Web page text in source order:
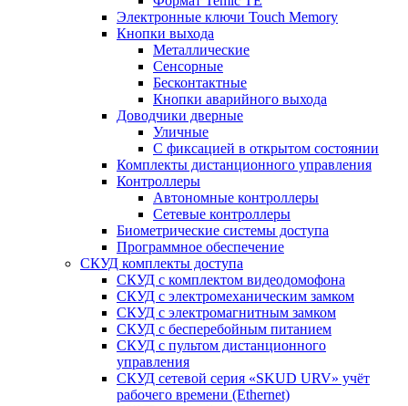
Электронные ключи Touch Memory
Кнопки выхода
Металлические
Сенсорные
Бесконтактные
Кнопки аварийного выхода
Доводчики дверные
Уличные
С фиксацией в открытом состоянии
Комплекты дистанционного управления
Контроллеры
Автономные контроллеры
Сетевые контроллеры
Биометрические системы доступа
Программное обеспечение
СКУД комплекты доступа
СКУД с комплектом видеодомофона
СКУД с электромеханическим замком
СКУД с электромагнитным замком
СКУД с бесперебойным питанием
СКУД с пультом дистанционного
управления
СКУД сетевой серия «SKUD URV» учёт
рабочего времени (Ethernet)